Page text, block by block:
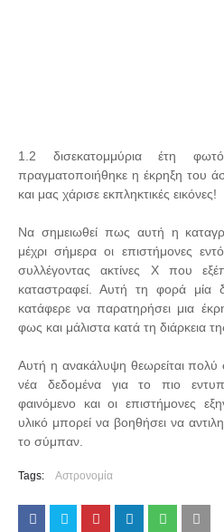
1.2 δισεκατομμύρια έτη
πραγματοποιήθηκε η έκρηξη του
και μας χάρισε εκπληκτικές εικόνες!
Να σημειωθεί πως αυτή η
μέχρι σήμερα οι επιστήμονες
συλλέγοντας ακτίνες Χ που
καταστραφεί. Αυτή τη φορά μία
κατάφερε να παρατηρήσει μια
φως και μάλιστα κατά τη διάρκεια
Αυτή η ανακάλυψη θεωρείται
νέα δεδομένα για το πιο
φαινόμενο και οι επιστήμονες
υλικό μπορεί να βοηθήσει να
το σύμπαν.
Tags: Αστρονομία